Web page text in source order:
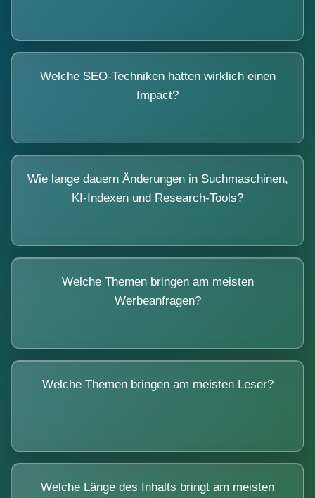
Welche SEO-Techniken hatten wirklich einen
Impact?
Wie lange dauern Änderungen in Suchmaschinen,
KI-Indexen und Research-Tools?
Welche Themen bringen am meisten
Werbeanfragen?
Welche Themen bringen am meisten Leser?
Welche Länge des Inhalts bringt am meisten